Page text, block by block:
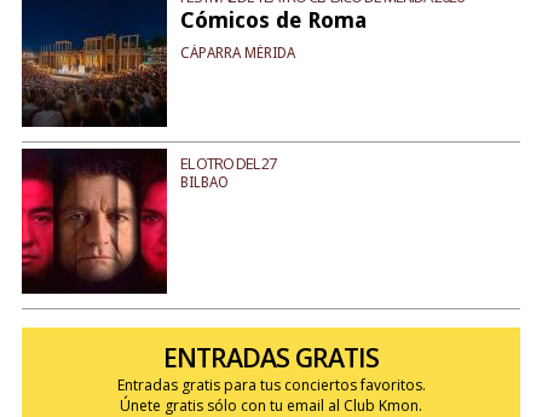
Cómicos de Roma
CÁPARRA MÉRIDA
EL OTRO DEL 27
BILBAO
ENTRADAS GRATIS
Entradas gratis para tus conciertos favoritos.
Únete gratis sólo con tu email al Club Kmon.